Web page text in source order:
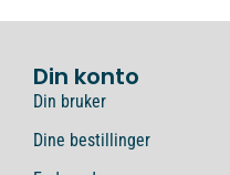
Din konto
Din bruker
Dine bestillinger